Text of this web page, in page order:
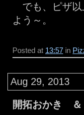
でも、ピザ以
よう～。
Posted at 13:57 in
Aug 29, 2013
開拓おかき ＆